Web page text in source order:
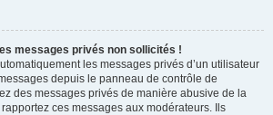
messages privés non sollicités !
les messages privés d’un utilisateur
depuis le panneau de contrôle de
des messages privés de manière abusive de la
ces messages aux modérateurs. Ils